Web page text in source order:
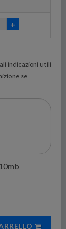
indicazioni utili
se